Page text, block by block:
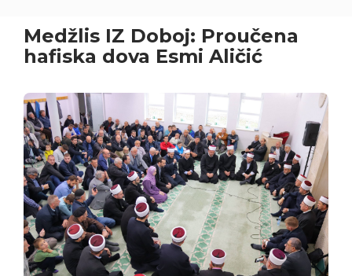
Medžlis IZ Doboj: Proučena
hafiska dova Esmi Aličić